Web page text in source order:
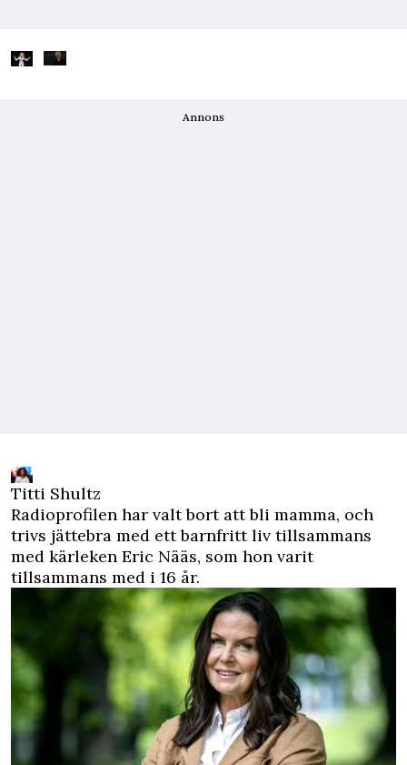
Annons
Titti Shultz
Radioprofilen har valt bort att bli mamma, och
trivs jättebra med ett barnfritt liv tillsammans
med kärleken Eric Nääs, som hon varit
tillsammans med i 16 år.